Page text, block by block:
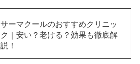
サーマクールのおすすめクリニッ
ク｜安い？老ける？効果も徹底解
説！